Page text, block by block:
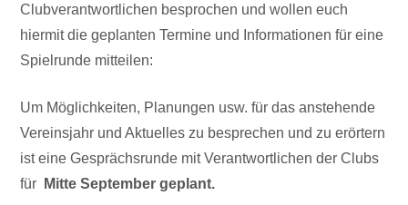
Clubverantwortlichen besprochen und wollen euch
hiermit die geplanten Termine und Informationen für eine
Spielrunde mitteilen:
Um Möglichkeiten, Planungen usw. für das anstehende
Vereinsjahr und Aktuelles zu besprechen und zu erörtern
ist eine Gesprächsrunde mit Verantwortlichen der Clubs
für
Mitte Septembergeplant.